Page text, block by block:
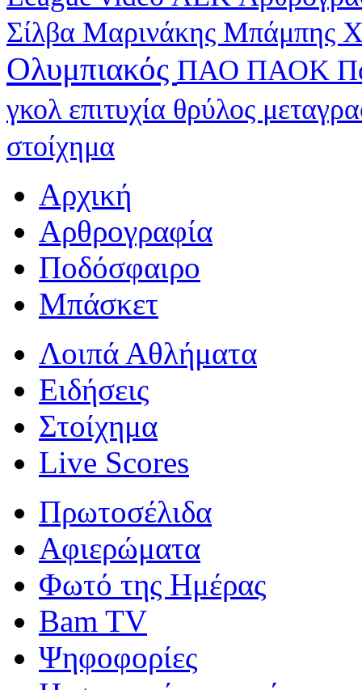
Σίλβα Μαρινάκης Μπάμπης
Ολυμπιακός ΠΑΟ ΠΑΟΚ
γκολ επιτυχία θρύλος
στοίχημα
Αρχική
Αρθρογραφία
Ποδόσφαιρο
Μπάσκετ
Λοιπά Αθλήματα
Ειδήσεις
Στοίχημα
Live Scores
Πρωτοσέλιδα
Αφιερώματα
Φωτό της Ημέρας
Bam TV
Ψηφοφορίες